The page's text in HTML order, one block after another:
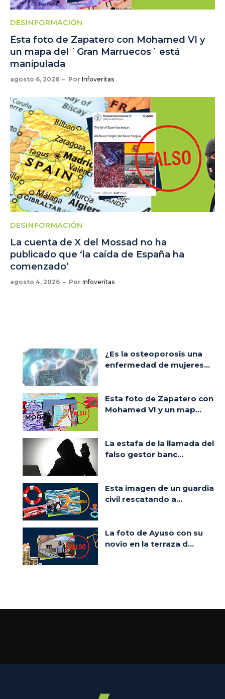
DESINFORMACIÓN
Esta foto de Zapatero con Mohamed VI y
un mapa del `Gran Marruecos´ está
manipulada
agosto 6, 2026 Por Infoveritas
DESINFORMACIÓN
La cuenta de X del Mossad no ha
publicado que ‘la caída de España ha
comenzado’
agosto 4, 2026 Por Infoveritas
¿Es la osteoporosis una
enfermedad de mujeres...
Esta foto de Zapatero con
Mohamed VI y un map...
La estafa de la llamada del
falso gestor banc...
Esta imagen de un guardia
civil rescatando a...
La foto de Ayuso con su
novio en la terraza d...